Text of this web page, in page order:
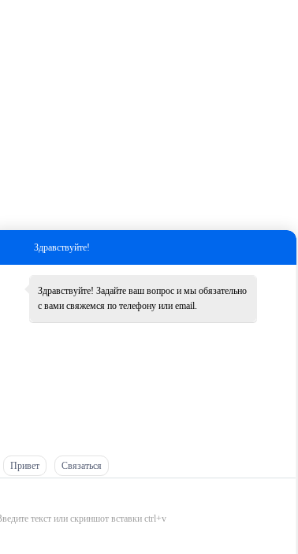
Другие
Здравствуйте!
Здравствуйте! Задайте ваш вопрос и мы обязательно
с вами свяжемся по телефону или email.
Привет Связаться
，